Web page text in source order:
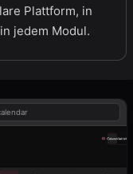
Plattform, in
jedem Modul.